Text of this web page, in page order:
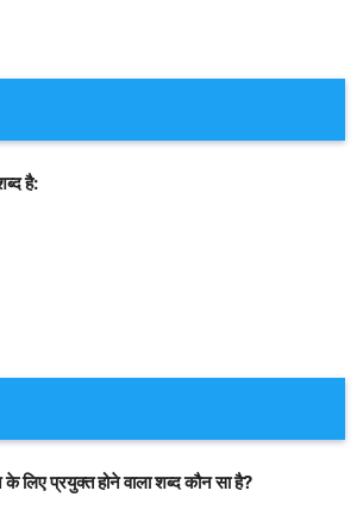
है:
लिए प्रयुक्त होने वाला शब्द कौन सा है?